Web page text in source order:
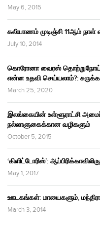
May 6, 2015
கலியாணம் முடிஞ்சி 11ஆம் நாள்
July 10, 2014
கொரோனா வைரஸ்
என்ன உதவி செய்யலாம்?:
March 25, 2020
இலங்கையின் உள்ளூராட்சி
நல்லாளுகைக்கான வழிகளும்
October 5, 2015
‘கிளிட்டோரிஸ்’:
May 1, 2017
ஊடகங்கள்: மாயைகளும்,
March 3, 2014